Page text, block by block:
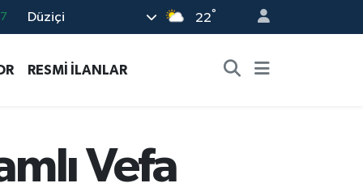
Düziçi 22°
RESMİ İLANLAR
Vefa